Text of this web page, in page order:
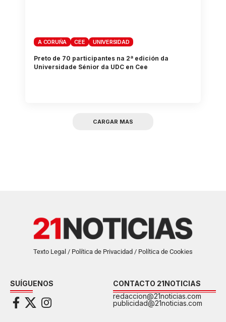
A CORUÑA CEE UNIVERSIDAD
Preto de 70 participantes na 2ª edición da
Universidade Sénior da UDC en Cee
CARGAR MAS
Texto Legal / Política de Privacidad / Política de Cookies
SUÍGUENOS
CONTACTO 21NOTICIAS
redaccion@21noticias.com
publicidad@21noticias.com